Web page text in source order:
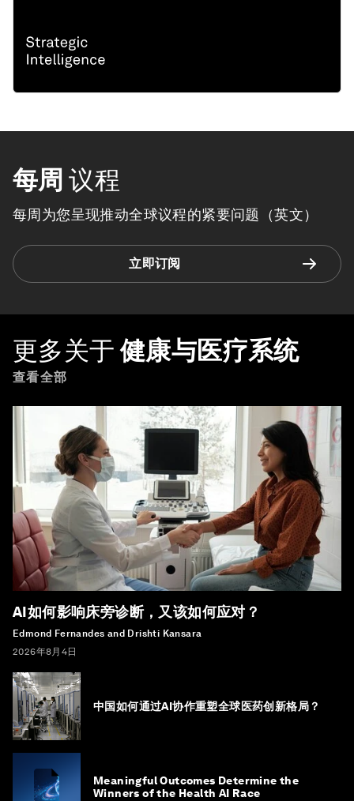
每周 议程
每周为您呈现推动全球议程的紧要问题（英文）
立即订阅
更多关于 健康与医疗系统
查看全部
AI如何影响床旁诊断，又该如何应对？
Edmond Fernandes and Drishti Kansara
2026年8月4日
中国如何通过AI协作重塑全球医药创新格局？
Meaningful Outcomes Determine the
Winners of the Health AI Race